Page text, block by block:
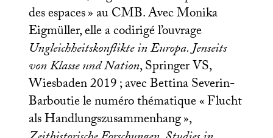
des espaces» auCMB. Avec Monika
Eigmüller, elle a codirigé l’ouvrage
Ungleichheitskonflikte in Europa. Jenseits
von Klasse und Nation, SpringerVS,
Wiesbaden 2019; avec Bettina Severin-
Barboutie le numéro thématique «Flucht
als Handlungszusammenhang»,